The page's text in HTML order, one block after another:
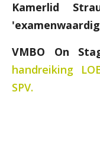
Kamerlid
VMBO On
handreiking
SPV.